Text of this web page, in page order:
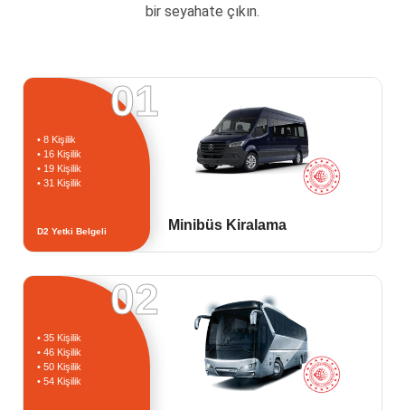
bir seyahate çıkın.
01
• 8 Kişilik
• 16 Kişilik
• 19 Kişilik
• 31 Kişilik
D2 Yetki Belgeli Minibüs Kiralama
02
• 35 Kişilik
• 46 Kişilik
• 50 Kişilik
• 54 Kişilik